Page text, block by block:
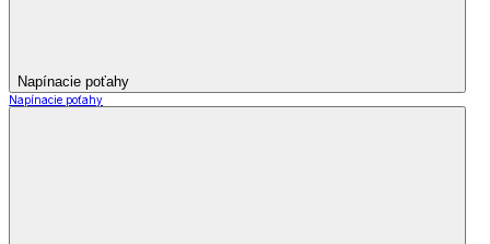
Napínacie poťahy
Napínacie poťahy